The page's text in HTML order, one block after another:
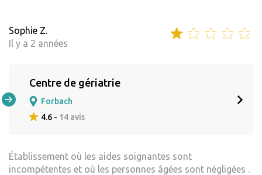
Sophie Z.
Il y a 2 années
Centre de gériatrie
Forbach
4.6 - 14 avis
Établissement où les aides soignantes sont
incompétentes et où les personnes âgées sont négligées .